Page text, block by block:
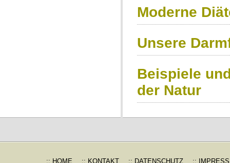
Moderne
Unsere
Beispiele
der Natur
:: HOME :: KONTAKT :: DATENSCHUTZ ::